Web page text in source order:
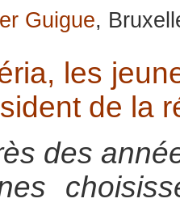
Guigue,
les
de la
des